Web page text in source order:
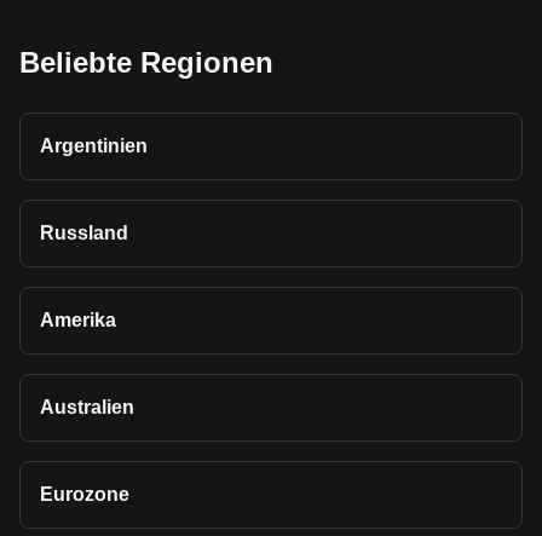
Beliebte Regionen
Argentinien
Russland
Amerika
Australien
Eurozone